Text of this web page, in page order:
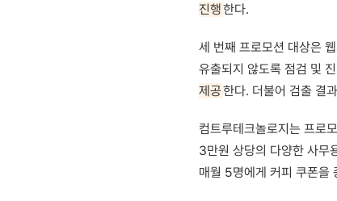
진행한다.
세 번째 프로모션 대상은
유출되지 않도록 점검 및
제공한다. 더불어 검출 결
컴트루테크놀로지는 프로
3만원 상당의 다양한 사무
매월 5명에게 커피 쿠폰을